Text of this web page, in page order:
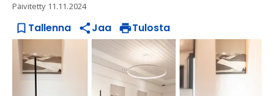
Päivitetty 11.11.2024
Tallenna Jaa Tulosta